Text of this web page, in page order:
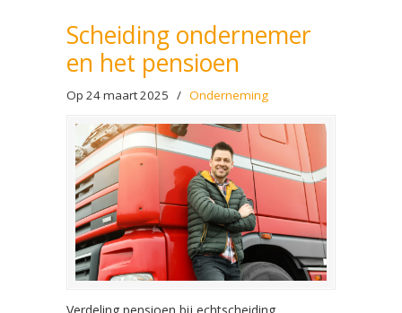
Scheiding ondernemer
en het pensioen
Op 24 maart 2025 / Onderneming